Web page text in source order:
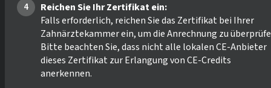
Reichen Sie Ihr Zertifikat ein:
Falls erforderlich, reichen Sie das Zertifikat bei Ihrer
Zahnärztekammer ein, um die Anrechnung zu
Bitte beachten Sie, dass nicht alle lokalen CE-Anbieter
dieses Zertifikat zur Erlangung von CE-Credits
anerkennen.